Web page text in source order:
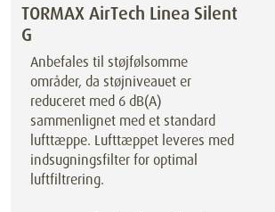
TORMAX AirTech Linea Silent
G
Anbefales til støjfølsomme
områder, da støjniveauet er
reduceret med 6 dB(A)
sammenlignet med et standard
lufttæppe. Lufttæppet leveres med
indsugningsfilter for optimal
luftfiltrering.